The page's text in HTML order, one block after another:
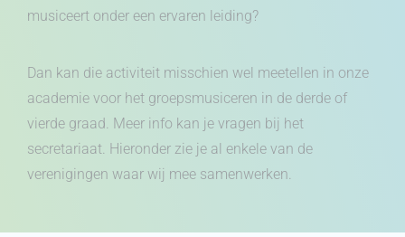
musiceert onder een ervaren leiding?
Dan kan die activiteit misschien wel meetellen in onze
academie voor het groepsmusiceren in de derde of
vierde graad. Meer info kan je vragen bij het
secretariaat. Hieronder zie je al enkele van de
verenigingen waar wij mee samenwerken.